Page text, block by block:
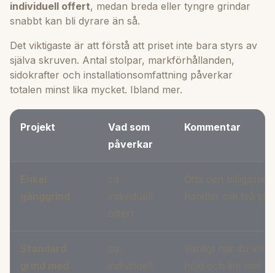
individuell offert, medan breda eller tyngre grindar
snabbt kan bli dyrare än så.
Det viktigaste är att förstå att priset inte bara styrs av
själva skruven. Antal stolpar, markförhållanden,
sidokrafter och installationsomfattning påverkar
totalen minst lika mycket. Ibland mer.
Projekt
Vad som
påverkar
Kommentar